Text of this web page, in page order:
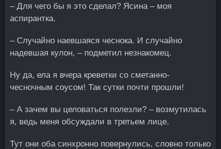
– Для чего бы я это сделал? Ясина – моя
аспирантка.
– Случайно наевшаяся чеснока. И случайно
надевшая кулон, – подметил незнакомец.
Ну да, ела я вчера креветки со сметанно-
чесночным соусом! Так сутки почти прошли!
– А зачем вы целоваться полезли? – возмутилась
я, ведь меня обсуждали в третьем лице.
Тут они оба синхронно повернулись, словно только